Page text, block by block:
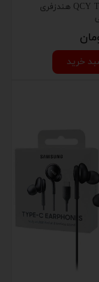
ایرپاد QCY T13 TWS هندزفری
خرید